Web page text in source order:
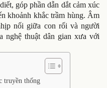
góp phần dẫn dắt cảm xúc
khoảnh khắc trầm hùng. Âm
nối giữa con rối và người
nghệ thuật dân gian xưa với
truyền thống